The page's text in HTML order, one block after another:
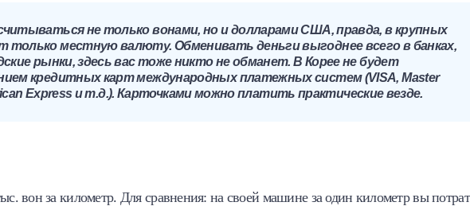
не только вонами, но и долларами США, правда, в крупных
только местную валюту. Обменивать деньги выгоднее всего в банках,
рынки, здесь вас тоже никто не обманет. В Корее не будет
кредитных карт международных платежных систем (VISA, Master
Express и т.д.). Карточками можно платить практические везде.
вон за километр. Для сравнения: на своей машине за один километр вы